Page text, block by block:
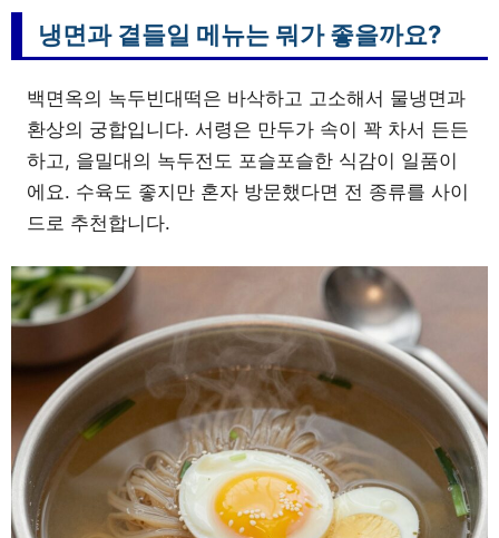
냉면과 곁들일 메뉴는 뭐가 좋을까요?
백면옥의 녹두빈대떡은 바삭하고 고소해서 물냉면과
환상의 궁합입니다. 서령은 만두가 속이 꽉 차서 든든
하고, 을밀대의 녹두전도 포슬포슬한 식감이 일품이
에요. 수육도 좋지만 혼자 방문했다면 전 종류를 사이
드로 추천합니다.